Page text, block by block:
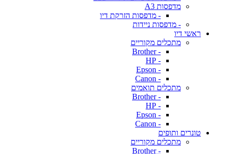
מדפסות A3
- מדפסות הזרקת דיו
- מדפסות ניידות
ראשי דיו
מתכלים מקוריים
- Brother
- HP
- Epson
- Canon
מתכלים תואמים
- Brother
- HP
- Epson
- Canon
טונרים ותופים
מתכלים מקוריים
- Brother